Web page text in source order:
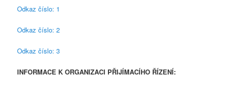
Odkaz číslo: 1
Odkaz číslo: 2
Odkaz číslo: 3
INFORMACE K ORGANIZACI PŘIJÍMACÍHO ŘÍZENÍ: